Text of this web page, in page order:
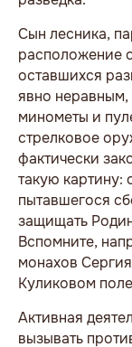
Сын лесника,
расположение
оставшихся
явно
минометы и
стрелковое
фактически
такую картину:
пытавшегося
защищать
Вспомните,
монахов
Куликовом
Активная
вызывать